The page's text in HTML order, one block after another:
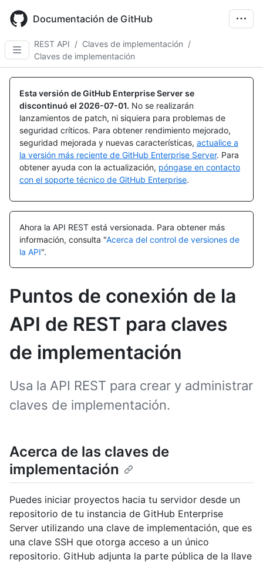
main
content
Documentación de GitHub
REST API / Claves de implementación /
Claves de implementación
Esta versión de GitHub Enterprise Server se
discontinuó el 2026-07-01. No se realizarán
lanzamientos de patch, ni siquiera para problemas de
seguridad críticos. Para obtener rendimiento mejorado,
seguridad mejorada y nuevas características, actualice a
la versión más reciente de GitHub Enterprise Server. Para
obtener ayuda con la actualización, póngase en contacto
con el soporte técnico de GitHub Enterprise.
Ahora la API REST está versionada. Para obtener más
información, consulta "Acerca del control de versiones de
la API".
Puntos de conexión de la
API de REST para claves
de implementación
Usa la API REST para crear y administrar
claves de implementación.
Acerca de las claves de
implementación
Puedes iniciar proyectos hacia tu servidor desde un
repositorio de tu instancia de GitHub Enterprise
Server utilizando una clave de implementación, que es
una clave SSH que otorga acceso a un único
repositorio. GitHub adjunta la parte pública de la llave
Descripción
Descripción
Descripción
Descripción
Descripción
Descripción
Descripción
Descripción
Descripción
Descripción